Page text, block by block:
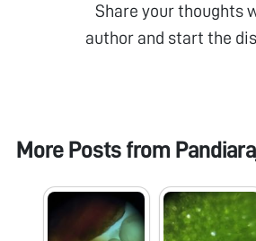
Share your thoughts
author and start the
More Posts from